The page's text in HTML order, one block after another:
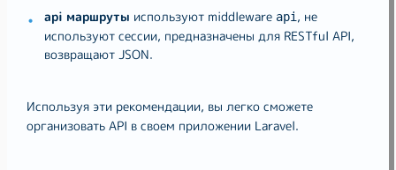
api маршруты используют middleware api , не
используют сессии, предназначены для RESTful API,
возвращают JSON.
Используя эти рекомендации, вы легко сможете
организовать API в своем приложении Laravel.